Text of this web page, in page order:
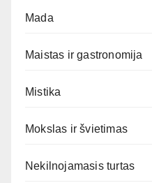
Mada
Maistas ir gastronomija
Mistika
Mokslas ir švietimas
Nekilnojamasis turtas